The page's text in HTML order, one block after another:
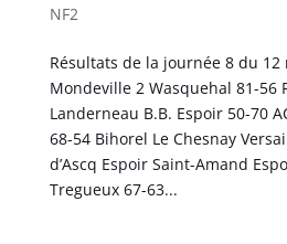
NF2
Résultats de la journée 8 du 12
Mondeville 2 Wasquehal 81-56
Landerneau B.B. Espoir 50-70
68-54 Bihorel Le Chesnay
d’Ascq Espoir Saint-Amand
Tregueux 67-63...